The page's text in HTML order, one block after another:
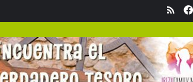
RSS